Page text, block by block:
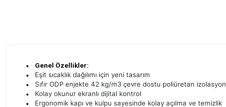
Genel Özellikler:
Eşit sıcaklık dağılımı için yeni tasarım
Sıfır ODP enjekte 42 kg/m3 çevre dostu poliüretan izolasyon
Kolay okunur ekranlı dijital kontrol
Ergonomik kapı ve kulpu sayesinde kolay açılma ve temizlik